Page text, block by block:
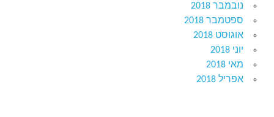
נובמבר 2018
ספטמבר 2018
אוגוסט 2018
יוני 2018
מאי 2018
אפריל 2018